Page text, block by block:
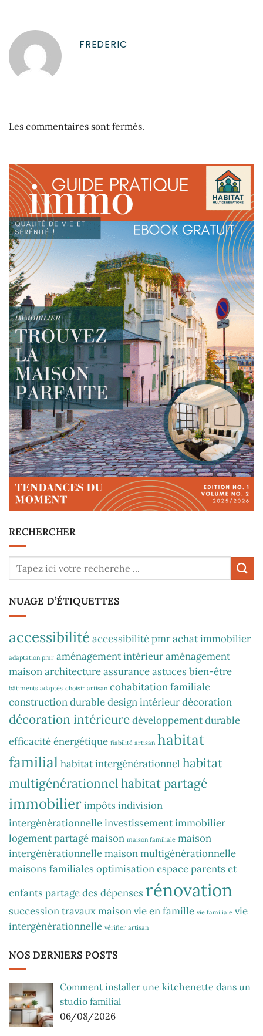
FREDERIC
Les commentaires sont fermés.
RECHERCHER
NUAGE D’ÉTIQUETTES
accessibilité accessibilité pmrachat immobilier
adaptation pmr aménagement intérieuraménagement
maisonarchitectureassuranceastuces bien-être
bâtiments adaptés choisir artisan cohabitation familiale
construction durabledesign intérieurdécoration
décoration intérieuredéveloppement durable
efficacité énergétique fiabilité artisan habitat
familial habitat intergénérationnel habitat
multigénérationnelhabitat partagé
immobilierimpôts indivision
intergénérationnelleinvestissement immobilier
logement partagémaison maison familiale maison
intergénérationnellemaison multigénérationnelle
maisons familiales optimisation espaceparents et
enfants partage des dépenses rénovation
successiontravaux maisonvie en famille vie familiale vie
intergénérationnelle vérifier artisan
NOS DERNIERS POSTS
Comment installer une kitchenette dans un
studio familial
06/08/2026